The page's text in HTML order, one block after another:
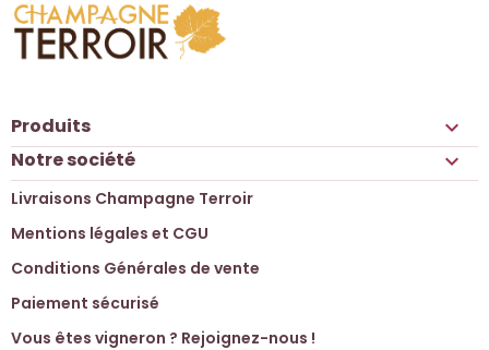
Produits 
Notre société 
Livraisons Champagne Terroir
Mentions légales et CGU
Conditions Générales de vente
Paiement sécurisé
Vous êtes vigneron ? Rejoignez-nous !